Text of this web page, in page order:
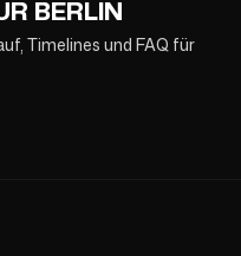
BERLIN
Timelines und FAQ für